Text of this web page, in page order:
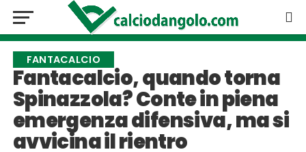
FANTACALCIO
Fantacalcio, quando torna
Spinazzola? Conte in piena
emergenza difensiva, ma si
avvicina il rientro